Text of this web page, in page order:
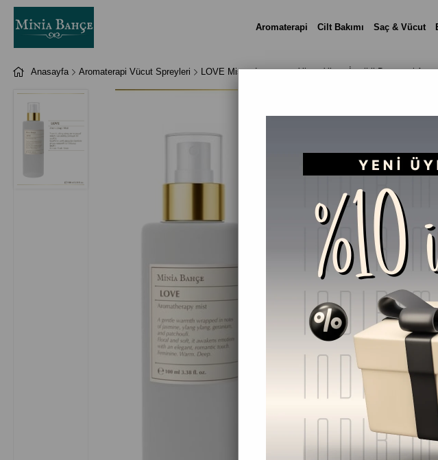
Aromaterapi Cilt Bakımı Saç & Vücut
Anasayfa Aromaterapi Vücut Spreyleri LOVE Mist – Lavanta & Ylang Ylang İçerikli Duygusal